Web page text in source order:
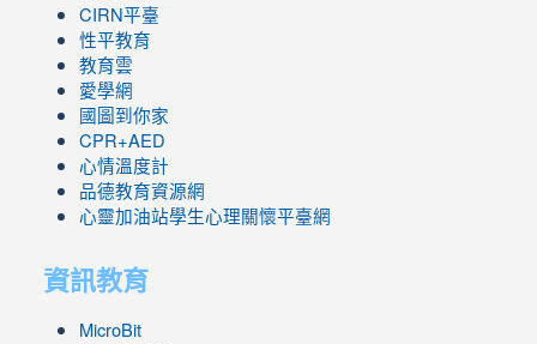
CIRN平臺
性平教育
教育雲
愛學網
國圖到你家
CPR+AED
心情溫度計
品德教育資源網
心靈加油站學生心理關懷平臺網
資訊教育
MicroBit